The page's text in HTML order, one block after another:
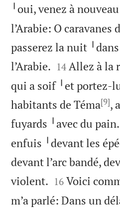
╵oui, venez à
l’Arabie: O caravanes
passerez la nuit
l’Arabie. 

14 Allez à la
qui a soif ╵et portez-
habitants de Téma[9],
fuyards ╵avec du pain.
enfuis ╵devant les
devant l’arc bandé,
violent. 

16 Voici
m’a parlé: Dans un